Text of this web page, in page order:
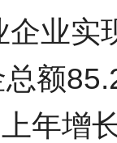
业实
额
年增